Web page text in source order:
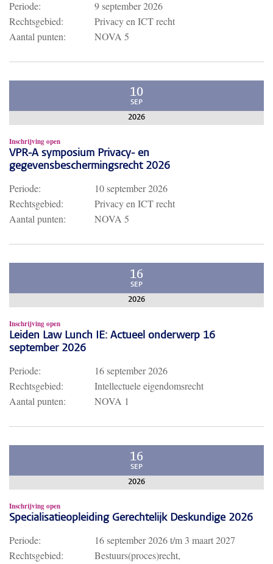
Periode:
9 september 2026
Rechtsgebied:
Privacy en ICT recht
Aantal punten:
NOVA 5
10
SEP
2026
Inschrijving open
VPR-A symposium Privacy- en
gegevensbeschermingsrecht 2026
Periode:
10 september 2026
Rechtsgebied:
Privacy en ICT recht
Aantal punten:
NOVA 5
16
SEP
2026
Inschrijving open
Leiden Law Lunch IE: Actueel onderwerp 16
september 2026
Periode:
16 september 2026
Rechtsgebied:
Intellectuele eigendomsrecht
Aantal punten:
NOVA 1
16
SEP
2026
Inschrijving open
Specialisatieopleiding Gerechtelijk Deskundige 2026
Periode: 16 september 2026t/m 3 maart 2027
Rechtsgebied:
Bestuurs(proces)recht,